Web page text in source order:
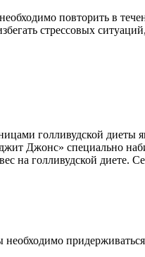
повторить в
стрессовых
голливудской диеты
Джонс» специально
на голливудской диете.